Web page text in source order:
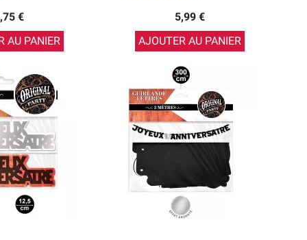
€
AU PANIER
5,99 €
AJOUTER AU PANIER